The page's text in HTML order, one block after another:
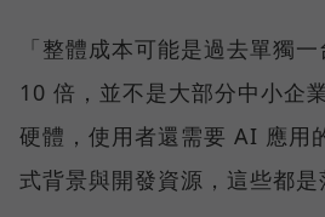
「整體成本可能是過去單獨
10 倍，並不是大部分中小企
硬體，使用者還需要 AI 應用
式背景與開發資源，這些都是